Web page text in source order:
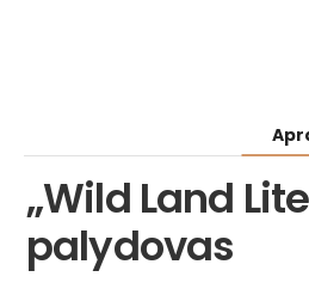
„Wild Land
palydovas